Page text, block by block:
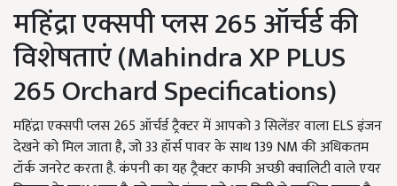
महिंद्रा एक्सपी प्लस 265 ऑर्चर्ड की
विशेषताएं (Mahindra XP PLUS
265 Orchard Specifications)
महिंद्रा एक्सपी प्लस 265 ऑर्चर्ड ट्रैक्टर में आपको 3 सिलेंडर वाला ELS इंजन
देखने को मिल जाता है, जो 33 हॉर्स पावर के साथ 139 NM की अधिकतम
टॉर्क जनरेट करता है. कंपनी का यह ट्रैक्टर काफी अच्छी क्वालिटी वाले एयर